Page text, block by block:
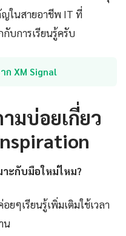
ในสายอาชีพ IT ที่
บการเรียนรู้ครับ
ก XM Signal
มบ่อยเกี่ยว
าะกับมือใหม่ไหม?
ยๆเรียนรู้เพิ่มเติมใช้เวลา
น